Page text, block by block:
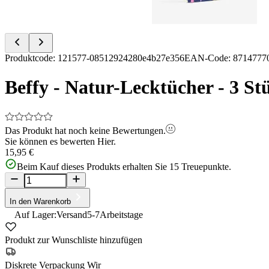
Item
of
Produktcode: 121577-08512924280e4b27e356EAN-Code:
Beffy - Natur-Lecktücher - 3
Das Produkt hat noch keine Bewertungen.
Sie können es bewerten Hier.
15,95 €
Beim Kauf dieses Produkts erhalten Sie 15 Treuepunkte.
In den Warenkorb
Auf Lager:Versand5-7Arbeitstage
Produkt zur Wunschliste hinzufügen
Diskrete Verpackung Wir